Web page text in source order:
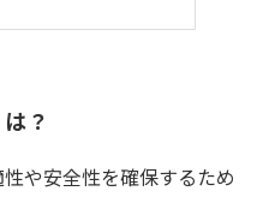
？
や安全性を確保するため